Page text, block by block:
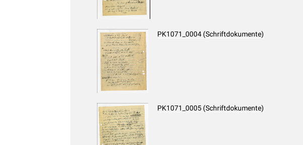
PK1071_0004 (Schriftdokumente)
PK1071_0005 (Schriftdokumente)